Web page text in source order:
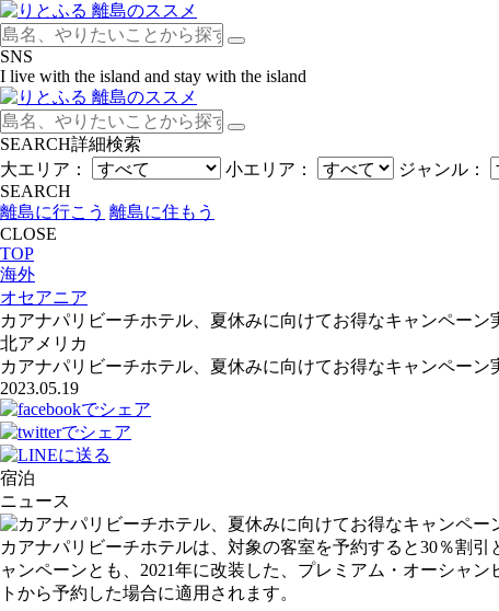
SNS
I live with the island and stay with the island
SEARCH詳細検索
大エリア：
小エリア： ジャンル：
SEARCH
離島に行こう 離島に住もう
CLOSE
TOP
海外
オセアニア
カアナパリビーチホテル、夏休みに向けてお得なキャンペーン
北アメリカ
カアナパリビーチホテル、夏休みに向けてお得なキャンペーン
2023.05.19
宿泊
ニュース
カアナパリビーチホテルは、対象の客室を予約すると30％割
ャンペーンとも、2021年に改装した、プレミアム・オーシャ
トから予約した場合に適用されます。